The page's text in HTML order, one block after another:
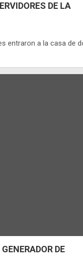
DE LA
entraron a la casa de
DE